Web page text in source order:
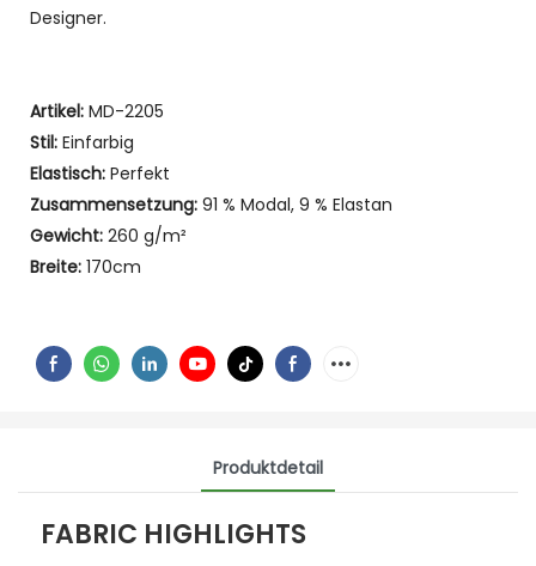
Designer.
Artikel: MD-2205
Stil: Einfarbig
Elastisch: Perfekt
Zusammensetzung: 91 % Modal, 9 % Elastan
Gewicht: 260 g/m²
Breite: 170cm
Produktdetail
FABRIC HIGHLIGHTS